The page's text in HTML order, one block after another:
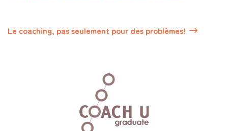
Le coaching, pas seulement pour des problèmes!